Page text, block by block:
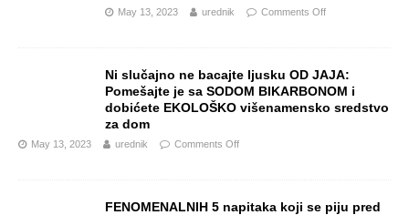
May 13, 2023 urednik Comments Off
Ni slučajno ne bacajte ljusku OD JAJA:
Pomešajte je sa SODOM BIKARBONOM i
dobićete EKOLOŠKO višenamensko sredstvo
za dom
May 13, 2023 urednik Comments Off
FENOMENALNIH 5 napitaka koji se piju pred